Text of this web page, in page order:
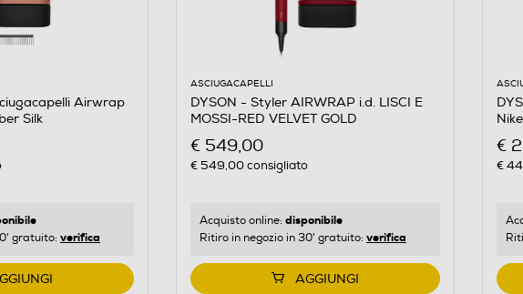
Airwrap
Silk
gratuito: verifica
ASCIUGACAPELLI
DYSON - Styler AIRWRAP i.d. LISCI E
MOSSI-RED VELVET GOLD
€ 549,00
€ 549,00consigliato
Acquisto online: disponibile
Ritiro in negozio in 30' gratuito: verifica
AGGIUNGI
€
€